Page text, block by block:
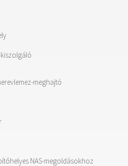
meghajtó
NAS-megoldásokhoz